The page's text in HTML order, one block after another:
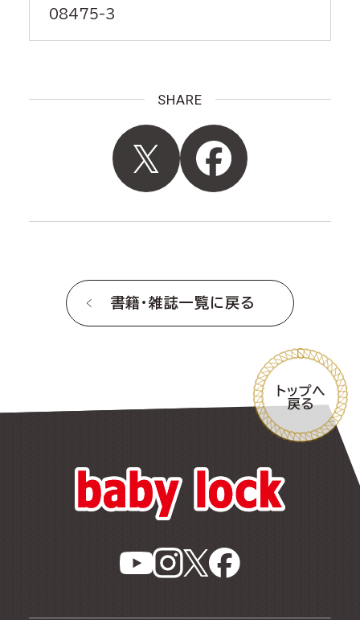
08475-3
SHARE
書籍・雑誌一覧に戻る